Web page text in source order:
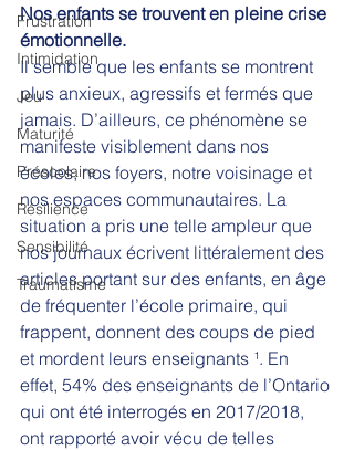
Frustration
Intimidation
Jeu
Maturité
Préscolaire
Résilience
Sensibilité
Traumatisme
Nos enfants se trouvent en pleine crise
émotionnelle.
Il semble que les enfants se montrent
plus anxieux, agressifs et fermés que
jamais. D’ailleurs, ce phénomène se
manifeste visiblement dans nos
écoles, nos foyers, notre voisinage et
nos espaces communautaires. La
situation a pris une telle ampleur que
nos journaux écrivent littéralement des
articles portant sur des enfants, en âge
de fréquenter l’école primaire, qui
frappent, donnent des coups de pied
et mordent leurs enseignants ¹. En
effet, 54% des enseignants de l’Ontario
qui ont été interrogés en 2017/2018,
ont rapporté avoir vécu de telles